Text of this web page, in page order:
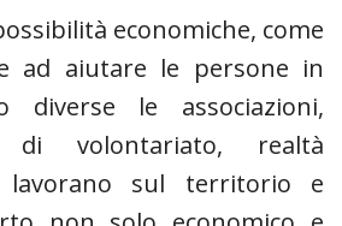
economiche, come
ad aiutare le persone in
diverse le associazioni,
di volontariato, realtà
lavorano sul territorio e